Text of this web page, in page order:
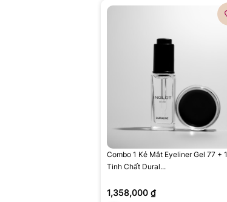
Combo 1 Kẻ Mắt Eyeliner Gel 77 + 1
Tinh Chất Dural...
1,358,000 ₫